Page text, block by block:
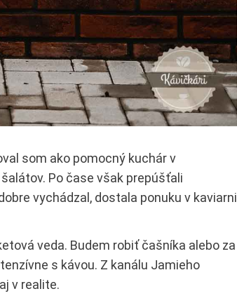
som ako pomocný kuchár v
Po čase však prepúšťali
vychádzal, dostala ponuku v kaviarni
veda. Budem robiť čašníka alebo za
s kávou. Z kanálu Jamieho
v realite.